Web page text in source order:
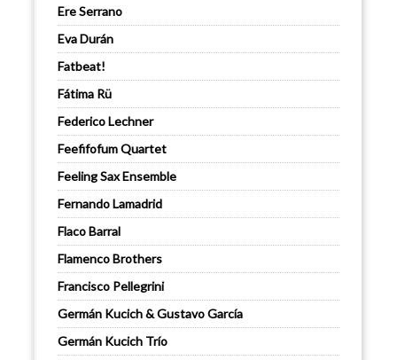
Ere Serrano
Eva Durán
Fatbeat!
Fátima Rü
Federico Lechner
Feefifofum Quartet
Feeling Sax Ensemble
Fernando Lamadrid
Flaco Barral
Flamenco Brothers
Francisco Pellegrini
Germán Kucich & Gustavo García
Germán Kucich Trío